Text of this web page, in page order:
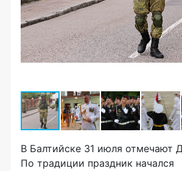
В Балтийске 31 июля отмечают
По традиции праздник начался